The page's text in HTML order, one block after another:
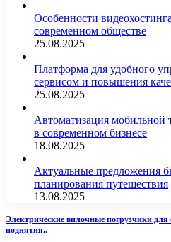
Особенности
современном обществе
25.08.2025
Платформа для удобного
сервисом и повышения
25.08.2025
Автоматизация мобильной
в современном бизнесе
18.08.2025
Актуальные предложения
планирования путешествия
13.08.2025
Электрические вилочные погрузчики
поднятия..